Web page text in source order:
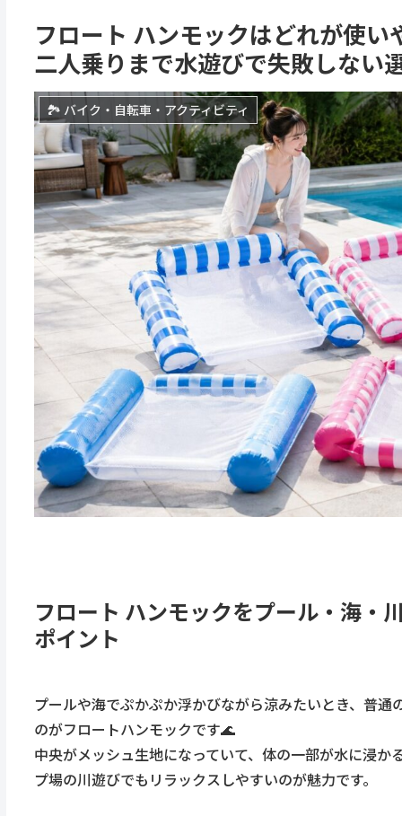
フロート ハンモックはどれが使
二人乗りまで水遊びで失敗しない
🏞 バイク・自転車・アクティビティ
フロート ハンモックをプール・海・
ポイント
プールや海でぷかぷか浮かびながら涼みたいとき、普
のがフロートハンモックです🌊
中央がメッシュ生地になっていて、体の一部が水に浸
プ場の川遊びでもリラックスしやすいのが魅力です。